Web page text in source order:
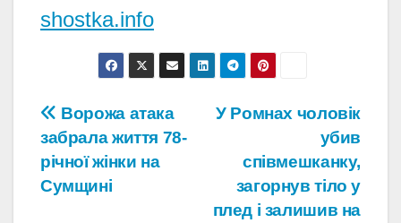
shostka.info
Навігація
записів
У Ромнах чоловік
убив
співмешканку,
загорнув тіло у
плед і залишив на
Ворожа атака
забрала життя 78-
річної жінки на
Сумщині